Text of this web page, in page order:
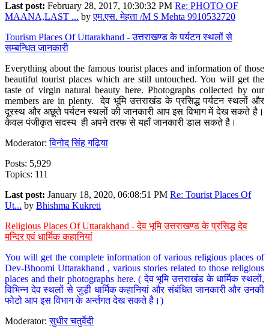
Last post: February 28, 2017, 10:30:32 PM Re: PHOTO OF
MAANA,LAST ... byएम.एस. मेहता /M S Mehta 9910532720
Tourism Places Of Uttarakhand - उत्तराखण्ड के पर्यटन स्थलों से
सम्बन्धित जानकारी
Everything about the famous tourist places and information of those
beautiful tourist places which are still untouched. You will get the
taste of virgin natural beauty here. Photographs collected by our
members are in plenty. देव भूमि उत्तराखंड के प्रसिद्ध पर्यटन स्थलों और
दूरस्थ और अछूते पर्यटन स्थलों की जानकारी आप इस विभाग में देख सकते है।
केवल पंजीकृत सदस्य ही अपने तरफ से यहाँ जानकारी डाल सकते है।
Moderator:विनोद सिंह गढ़िया
Posts: 5,929
Topics: 111
Last post: January 18, 2020, 06:08:51 PM Re: Tourist Places Of
Ut... by Bhishma Kukreti
Religious Places Of Uttarakhand - देव भूमि उत्तराखण्ड के प्रसिद्ध देव
मन्दिर एवं धार्मिक कहानियां
You will get the complete information of various religious places of
Dev-Bhoomi Uttarakhand , various stories related to those religious
places and their photographs here. ( देव भूमि उत्तराखंड के धार्मिक स्थलों,
विभिन्न देव स्थलों से जुड़ी धार्मिक कहानियां और संबंधित जानकारी और उनकी
फोटो आप इस विभाग के अर्न्तगत देख सकते है।)
Moderator:सुधीर चतुर्वेदी